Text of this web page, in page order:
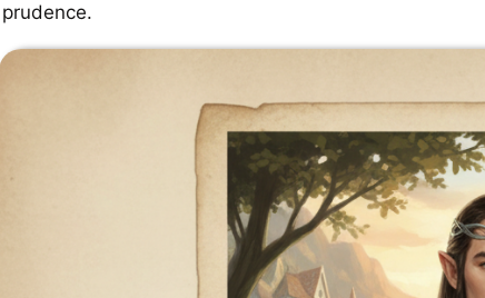
prudence.